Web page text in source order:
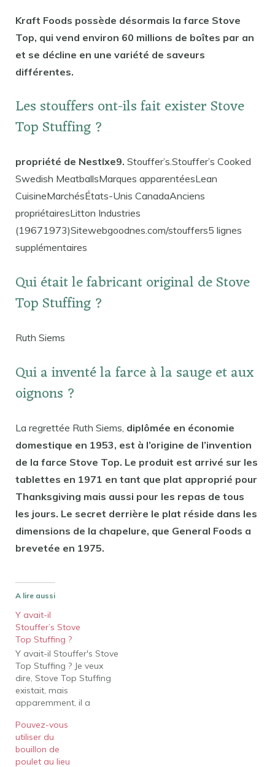
Kraft Foods possède désormais la farce Stove
Top, qui vend environ 60 millions de boîtes par an
et se décline en une variété de saveurs
différentes.
Les stouffers ont-ils fait exister Stove
Top Stuffing ?
propriété de Nestlxe9. Stouffer’s.Stouffer’s Cooked
Swedish MeatballsMarques apparentéesLean
CuisineMarchésÉtats-Unis CanadaAnciens
propriétairesLitton Industries
(19671973)Sitewebgoodnes.com/stouffers5 lignes
supplémentaires
Qui était le fabricant original de Stove
Top Stuffing ?
Ruth Siems
Qui a inventé la farce à la sauge et aux
oignons ?
La regrettée Ruth Siems, diplômée en économie
domestique en 1953, est à l’origine de l’invention
de la farce Stove Top. Le produit est arrivé sur les
tablettes en 1971 en tant que plat approprié pour
Thanksgiving mais aussi pour les repas de tous
les jours. Le secret derrière le plat réside dans les
dimensions de la chapelure, que General Foods a
brevetée en 1975.
A lire aussi
Y avait-il
Stouffer’s Stove
Top Stuffing ?
Y avait-il Stouffer's Stove
Top Stuffing ? Je veux
dire, Stove Top Stuffing
existait, mais
apparemment, il a
Kraft et Stouffer ne l'a
jamais fabriqué. Les
stouffers Stove Top
Stuffing existaient-ils ?
Pouvez-vous
utiliser du
bouillon de
poulet au lieu